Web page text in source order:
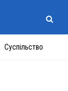
Суспільство